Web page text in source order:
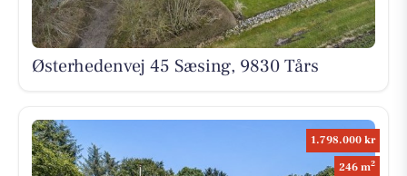
Østerhedenvej 45 Sæsing, 9830 Tårs
1.798.000 kr
246 m2